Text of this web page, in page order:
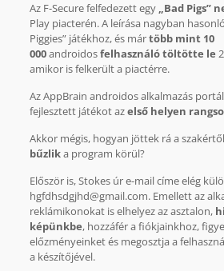
Az F-Secure felfedezett egy „Bad Pigs”
Play piacterén. A leírása nagyban
Piggies” játékhoz, és mártöbb mint 10
000androidosfelhasználó töltötte le
amikor is felkerült a piactérre.
Az AppBrain androidos alkalmazás
fejlesztett játékot azelső helyen
Akkor mégis, hogyan jöttek rá a
bűzlika program körül?
Először is, Stokes úr e-mail címe elég
hgfdhsdgjhd@gmail.com. Emellett az
reklámikonokat is elhelyez az asztalon,
képünkbe, hozzáfér a fiókjainkhoz,
előzményeinket és megosztja a
a készítőjével.